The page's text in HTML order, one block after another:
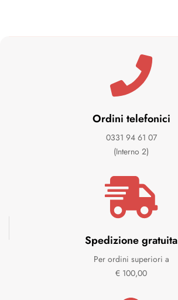
Ordini telefonici
0331 94 61 07
(Interno 2)
Spedizione gratuita
Per ordini superiori a
€ 100,00